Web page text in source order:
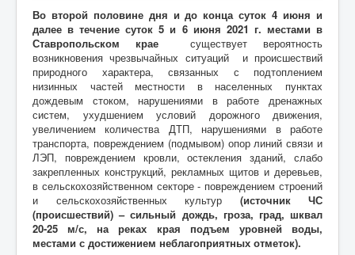
Профилактика терроризма
Фотоматериалы
О нас
Во второй половине дня и до конца суток 4 июня и
далее в течение суток 5 и 6 июня 2021 г. местами в
Ставропольском крае существует вероятность
возникновения чрезвычайных ситуаций и происшествий
природного характера, связанных с подтоплением
низинных частей местности в населенных пунктах
дождевым стоком, нарушениями в работе дренажных
систем, ухудшением условий дорожного движения,
увеличением количества ДТП, нарушениями в работе
транспорта, повреждением (подмывом) опор линий связи и
ЛЭП, повреждением кровли, остекления зданий, слабо
закрепленных конструкций, рекламных щитов и деревьев,
в сельскохозяйственном секторе - повреждением строений
и сельскохозяйственных культур (источник ЧС
(происшествий) – сильный дождь, гроза, град, шквал
20-25 м/с, на реках края подъем уровней воды,
местами с достижением неблагоприятных отметок).